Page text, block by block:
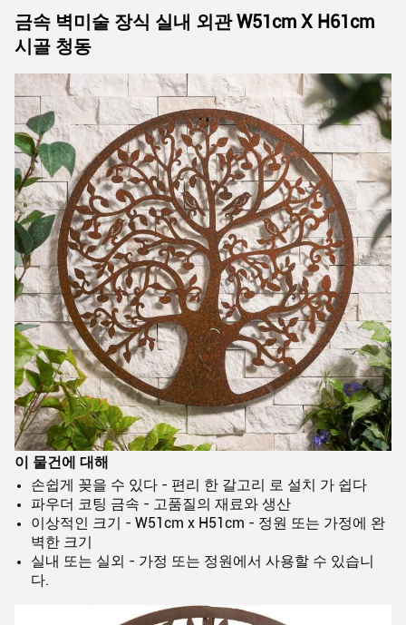
금속 벽미술 장식 실내 외관 W51cm X H61cm
시골 청동
이 물건에 대해
손쉽게 꽂을 수 있다 - 편리 한 갈고리 로 설치 가 쉽다
파우더 코팅 금속 - 고품질의 재료와 생산
이상적인 크기 - W51cm x H51cm - 정원 또는 가정에 완
벽한 크기
실내 또는 실외 - 가정 또는 정원에서 사용할 수 있습니
다.